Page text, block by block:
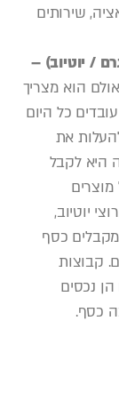
שירותים
/ יוטיוב) –
הוא מצריך
כל היום
את
היא לקבל
יוטיוב,
כסף
קבוצות
נכסים
כסף.